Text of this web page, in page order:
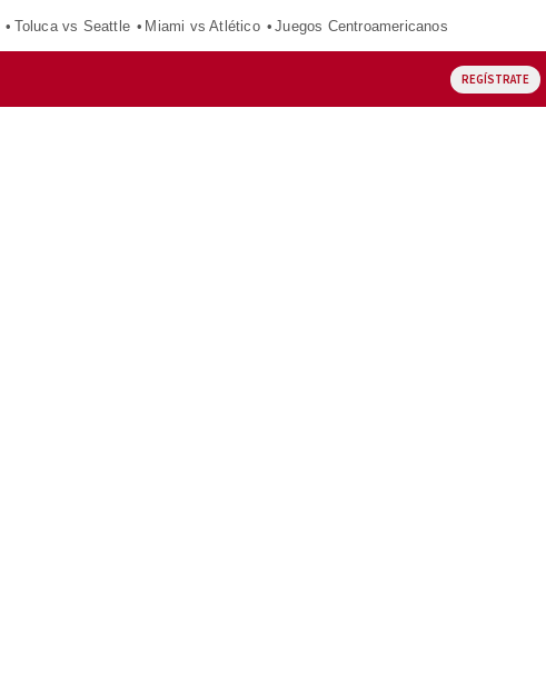
Toluca vs Seattle Miami vs Atlético Juegos Centroamericanos
REGÍSTRATE